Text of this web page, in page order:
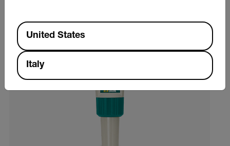
Available Locations
United States
Italy